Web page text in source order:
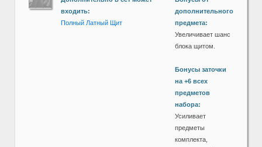
входить:
Полный Латный Щит
дополнительного
предмета:
Увеличивает шанс
блока щитом.
Бонусы заточки
на +6 всех
предметов
набора:
Усиливает
предметы
комплекта,